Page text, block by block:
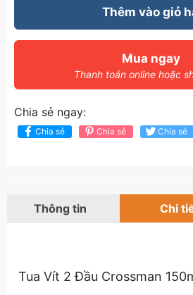
Thêm vào giỏ
Mua ngay
Thanh toán online hoặc
Chia sẻ ngay:
Chia sẻ Chia sẻ Chia sẻ
Thông tin Chi
Tua Vít 2 Đầu Crossman